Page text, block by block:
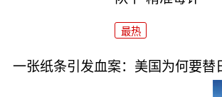
最热
一张纸条引发血案：美国为何要替